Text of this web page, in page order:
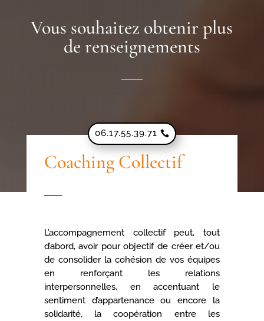
Vous souhaitez obtenir plus
de renseignements
06.17.55.39.71
Coaching Collectif
L’accompagnement collectif peut, tout
d’abord, avoir pour objectif de créer et/ou
de consolider la cohésion de vos équipes
en renforçant les relations
interpersonnelles, en accentuant le
sentiment d’appartenance ou encore la
solidarité, la coopération entre les